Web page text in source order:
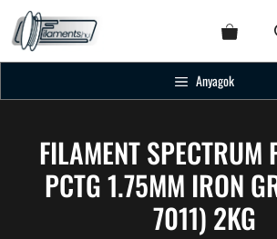
Anyagok
FILAMENT SPECTRUM
PCTG 1.75MM IRON
7011) 2KG